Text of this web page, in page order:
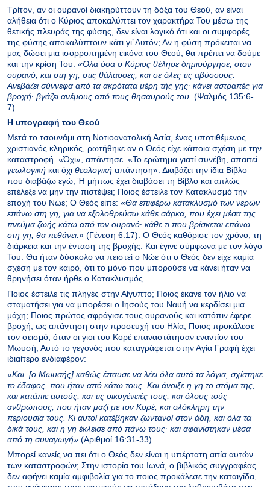
Τρίτον, αν οι ουρανοί διακηρύττουν τη δόξα του Θεού, αν είναι
αλήθεια ότι ο Κύριος αποκαλύπτει τον χαρακτήρα Του μέσω της
θετικής πλευράς της φύσης, δεν είναι λογικό ότι και οι συμφορές
της φύσης αποκαλύπτουν κάτι γι’ Αυτόν; Αν η φύση πρόκειται να
μας δώσει μια ισορροπημένη εικόνα του Θεού, θα πρέπει να δούμε
και την κρίση Του. «Όλα όσα ο Kύριος θέλησε δημιoύργησε, στoν
oυρανό, και στη γη, στις θάλασσες, και σε όλες τις αβύσσoυς.
Aνεβάζει σύννεφα από τα ακρότατα μέρη τής γης· κάνει αστραπές για
βρoχή· βγάζει ανέμoυς από τoυς θησαυρoύς τoυ. (Ψαλμός 135:6-
7).
Η υπογραφή του Θεού
Μετά το τσουνάμι στη Νοτιοανατολική Ασία, ένας υποτιθέμενος
χριστιανός κληρικός, ρωτήθηκε αν ο Θεός είχε κάποια σχέση με την
καταστροφή. «Όχι», απάντησε. «Το ερώτημα γιατί συνέβη, απαιτεί
γεωλογική και όχι θεολογική απάντηση». Διαβάζει την ίδια Βίβλο
που διαβάζω εγώ; Ή μήπως έχει διαβάσει τη Βίβλο και απλώς
επέλεξε να μην την πιστέψει; Ποιος έστειλε τον Κατακλυσμό την
εποχή του Νώε; Ο Θεός είπε: «Θα επιφέρω κατακλυσμό των νερών
επάνω στη γη, για να εξολοθρεύσω κάθε σάρκα, που έχει μέσα της
πνεύμα ζωής κάτω από τον ουρανό· κάθε τι που βρίσκεται επάνω
στη γη, θα πεθάνει.» (Γένεση 6:17). Ο Θεός καθόρισε τον χρόνο, τη
διάρκεια και την ένταση της βροχής. Και έγινε σύμφωνα με τον λόγο
Του. Θα ήταν δύσκολο να πειστεί ο Νώε ότι ο Θεός δεν είχε καμία
σχέση με τον καιρό, ότι το μόνο που μπορούσε να κάνει ήταν να
θρηνήσει όταν ήρθε ο Κατακλυσμός.
Ποιος έστειλε τις πληγές στην Αίγυπτο; Ποιος έκανε τον ήλιο να
σταματήσει για να μπορέσει ο Ιησούς του Ναυή να κερδίσει μια
μάχη; Ποιος πρώτος σφράγισε τους ουρανούς και κατόπιν έφερε
βροχή, ως απάντηση στην προσευχή του Ηλία; Ποιος προκάλεσε
τον σεισμό, όταν οι γιοι του Κορέ επαναστάτησαν εναντίον του
Μωυσή; Αυτό το γεγονός που καταγράφεται στην Αγία Γραφή έχει
ιδιαίτερο ενδιαφέρον:
«Kαι [ο Μωυσής] καθώς έπαυσε να λέει όλα αυτά τα λόγια, σχίστηκε
το έδαφος, που ήταν από κάτω τους. Kαι άνοιξε η γη το στόμα της,
και κατάπιε αυτούς, και τις οικογένειές τους, και όλους τούς
ανθρώπους, που ήταν μαζί με τον Kορέ, και ολόκληρη την
περιουσία τους. Kι αυτοί κατέβηκαν ζωντανοί στον άδη, και όλα τα
δικά τους, και η γη έκλεισε από πάνω τους· και αφανίστηκαν μέσα
από τη συναγωγή» (Αριθμοί 16:31-33).
Μπορεί κανείς να πει ότι ο Θεός δεν είναι η υπέρτατη αιτία αυτών
των καταστροφών; Στην ιστορία του Ιωνά, ο βιβλικός συγγραφέας
δεν αφήνει καμία αμφιβολία για το ποιος προκάλεσε την καταιγίδα,